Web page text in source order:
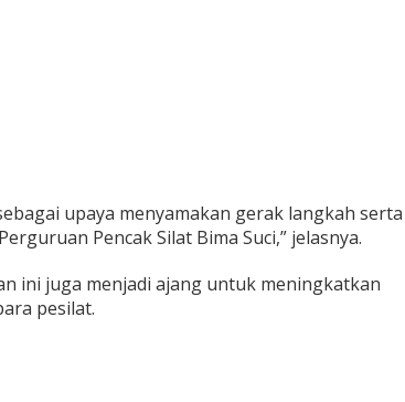
upaya menyamakan gerak langkah serta
Pencak Silat Bima Suci,” jelasnya.
ini juga menjadi ajang untuk meningkatkan
pesilat.